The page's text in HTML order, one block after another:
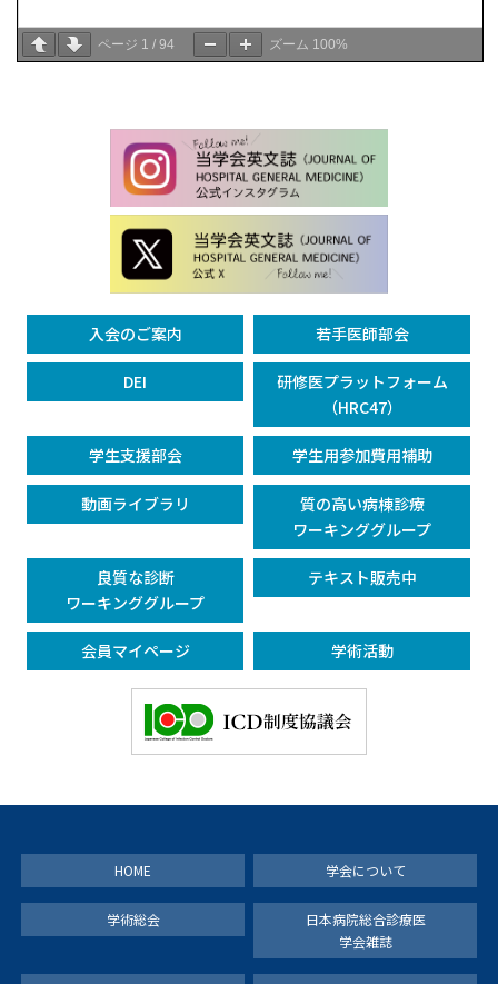
ページ 1 / 94 ズーム 100%
入会のご案内 若手医師部会
DEI
研修医プラットフォーム
（HRC47）
学生支援部会 学生用参加費用補助
動画ライブラリ
質の高い病棟診療
ワーキンググループ
良質な診断
ワーキンググループ
テキスト販売中
会員マイページ 学術活動
HOME 学会について
学術総会
日本病院総合診療医
学会雑誌